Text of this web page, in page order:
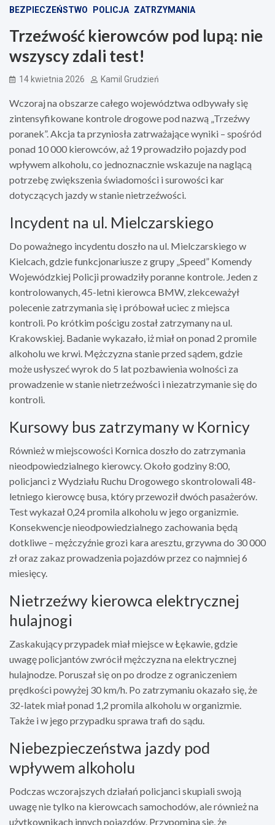
BEZPIECZEŃSTWO POLICJA ZATRZYMANIA
Trzeźwość kierowców pod lupą: nie
wszyscy zdali test!
14 kwietnia 2026 Kamil Grudzień
Wczoraj na obszarze całego województwa odbywały się
zintensyfikowane kontrole drogowe pod nazwą „Trzeźwy
poranek”. Akcja ta przyniosła zatrważające wyniki – spośród
ponad 10 000 kierowców, aż 19 prowadziło pojazdy pod
wpływem alkoholu, co jednoznacznie wskazuje na naglącą
potrzebę zwiększenia świadomości i surowości kar
dotyczących jazdy w stanie nietrzeźwości.
Incydent na ul. Mielczarskiego
Do poważnego incydentu doszło na ul. Mielczarskiego w
Kielcach, gdzie funkcjonariusze z grupy „Speed” Komendy
Wojewódzkiej Policji prowadziły poranne kontrole. Jeden z
kontrolowanych, 45-letni kierowca BMW, zlekceważył
polecenie zatrzymania się i próbował uciec z miejsca
kontroli. Po krótkim pościgu został zatrzymany na ul.
Krakowskiej. Badanie wykazało, iż miał on ponad 2 promile
alkoholu we krwi. Mężczyzna stanie przed sądem, gdzie
może usłyszeć wyrok do 5 lat pozbawienia wolności za
prowadzenie w stanie nietrzeźwości i niezatrzymanie się do
kontroli.
Kursowy bus zatrzymany w Kornicy
Również w miejscowości Kornica doszło do zatrzymania
nieodpowiedzialnego kierowcy. Około godziny 8:00,
policjanci z Wydziału Ruchu Drogowego skontrolowali 48-
letniego kierowcę busa, który przewoził dwóch pasażerów.
Test wykazał 0,24 promila alkoholu w jego organizmie.
Konsekwencje nieodpowiedzialnego zachowania będą
dotkliwe – mężczyźnie grozi kara aresztu, grzywna do 30 000
zł oraz zakaz prowadzenia pojazdów przez co najmniej 6
miesięcy.
Nietrzeźwy kierowca elektrycznej
hulajnogi
Zaskakujący przypadek miał miejsce w Łękawie, gdzie
uwagę policjantów zwrócił mężczyzna na elektrycznej
hulajnodze. Poruszał się on po drodze z ograniczeniem
prędkości powyżej 30 km/h. Po zatrzymaniu okazało się, że
32-latek miał ponad 1,2 promila alkoholu w organizmie.
Także i w jego przypadku sprawa trafi do sądu.
Niebezpieczeństwa jazdy pod
wpływem alkoholu
Podczas wczorajszych działań policjanci skupiali swoją
uwagę nie tylko na kierowcach samochodów, ale również na
użytkownikach innych pojazdów. Przypomina się, że